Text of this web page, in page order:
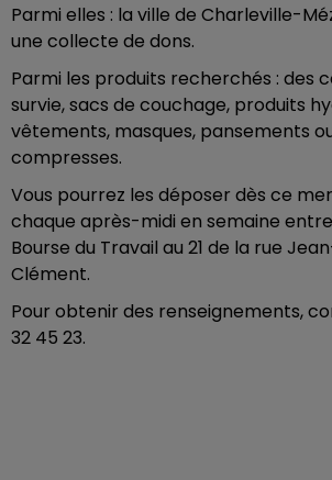
Parmi elles : la ville de Charleville-
une collecte de dons.
Parmi les produits recherchés : des
survie, sacs de couchage, produits
vêtements, masques, pansements
compresses.
Vous pourrez les déposer dès ce
chaque après-midi en semaine entre
Bourse du Travail au 21 de la rue
Clément.
Pour obtenir des renseignements,
32 45 23.